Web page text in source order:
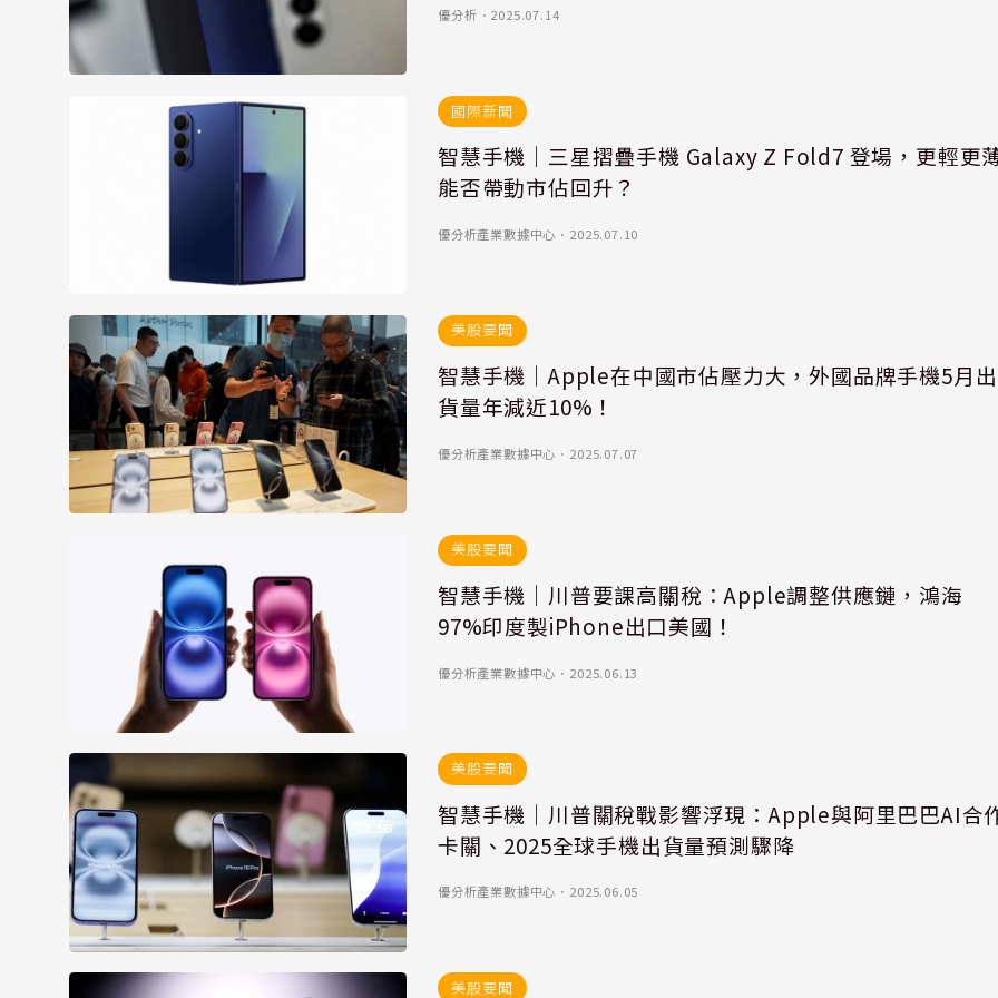
優分析 ． 2025.07.14
國際新聞
智慧手機｜三星摺疊手機 Galaxy Z Fold7 登場，更輕更
能否帶動市佔回升？
優分析產業數據中心 ． 2025.07.10
美股要聞
智慧手機｜Apple在中國市佔壓力大，外國品牌手機5月出
貨量年減近10%！
優分析產業數據中心 ． 2025.07.07
美股要聞
智慧手機｜川普要課高關稅：Apple調整供應鏈，鴻海
97%印度製iPhone出口美國！
優分析產業數據中心 ． 2025.06.13
美股要聞
智慧手機｜川普關稅戰影響浮現：Apple與阿里巴巴AI合
卡關、2025全球手機出貨量預測驟降
優分析產業數據中心 ． 2025.06.05
美股要聞